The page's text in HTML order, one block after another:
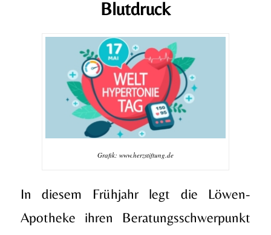
Blutdruck
Grafik: www.herzstiftung.de
In diesem Frühjahr legt die Löwen-
Apotheke ihren Beratungsschwerpunkt